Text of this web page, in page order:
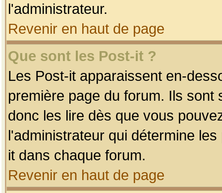
l'administrateur.
Revenir en haut de page
Que sont les Post-it ?
Les Post-it apparaissent en-
première page du forum. Ils
donc les lire dès que vous
l'administrateur qui détermine
it dans chaque forum.
Revenir en haut de page